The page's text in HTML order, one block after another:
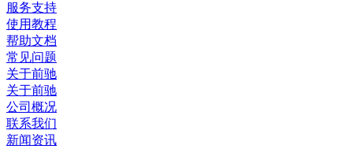
服务支持
使用教程
帮助文档
常见问题
关于前驰
关于前驰
公司概况
联系我们
新闻资讯